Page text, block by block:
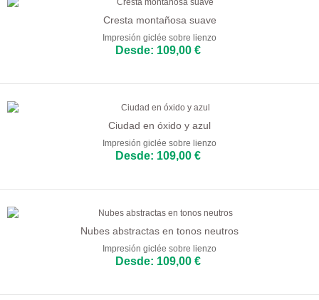
Cresta montañosa suave
Impresión giclée sobre lienzo
Desde: 109,00 €
Ciudad en óxido y azul
Impresión giclée sobre lienzo
Desde: 109,00 €
Nubes abstractas en tonos neutros
Impresión giclée sobre lienzo
Desde: 109,00 €